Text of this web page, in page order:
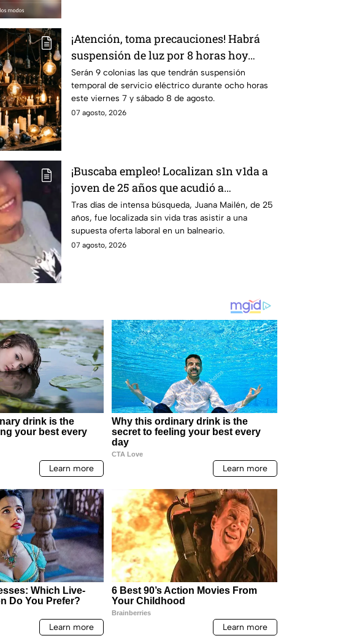
¡Atención, toma precauciones! Habrá
suspensión de luz por 8 horas hoy
viernes 7 y mañana sábado 8 de agosto
en 9 sitios
Serán 9 colonias las que tendrán suspensión
temporal de servicio eléctrico durante ocho horas
este viernes 7 y sábado 8 de agosto.
07 agosto, 2026
¡Buscaba empleo! Localizan s1n v1da a
joven de 25 años que acudió a
entrevista de trabajo falsa
Tras días de intensa búsqueda, Juana Mailén, de 25
años, fue localizada sin vida tras asistir a una
supuesta oferta laboral en un balneario.
07 agosto, 2026